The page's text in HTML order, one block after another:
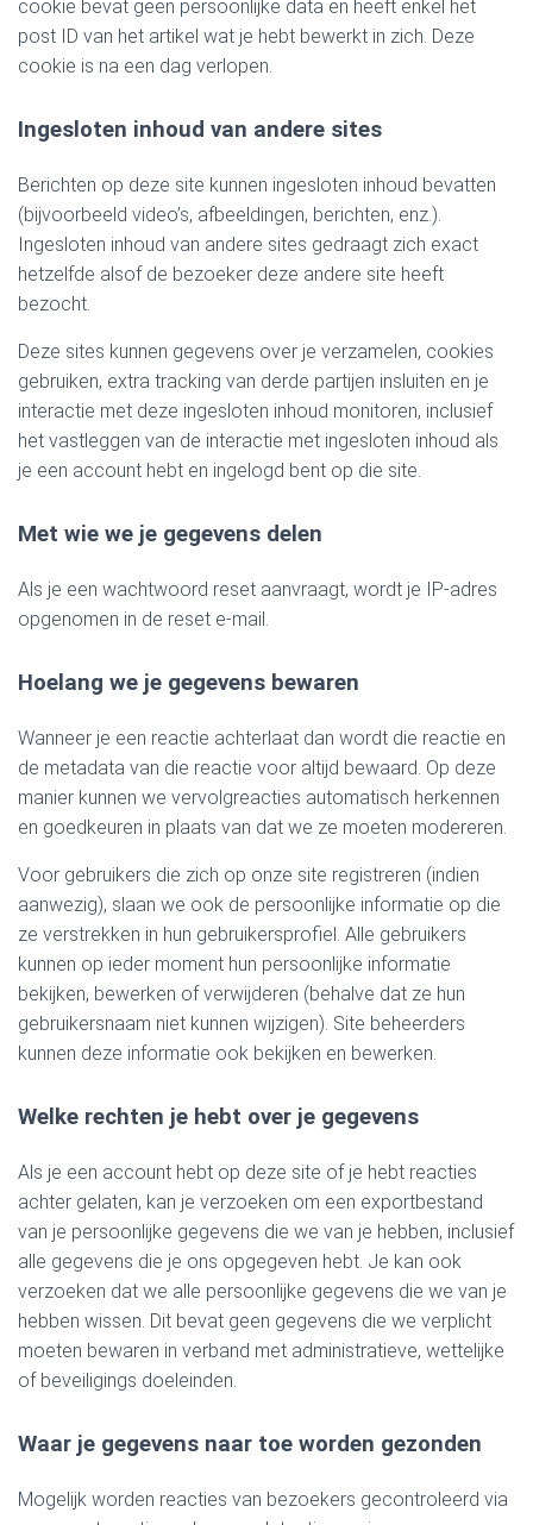
cookie bevat geen persoonlijke data en heeft enkel het
post ID van het artikel wat je hebt bewerkt in zich. Deze
cookie is na een dag verlopen.
Ingesloten inhoud van andere sites
Berichten op deze site kunnen ingesloten inhoud bevatten
(bijvoorbeeld video’s, afbeeldingen, berichten, enz.).
Ingesloten inhoud van andere sites gedraagt zich exact
hetzelfde alsof de bezoeker deze andere site heeft
bezocht.
Deze sites kunnen gegevens over je verzamelen, cookies
gebruiken, extra tracking van derde partijen insluiten en je
interactie met deze ingesloten inhoud monitoren, inclusief
het vastleggen van de interactie met ingesloten inhoud als
je een account hebt en ingelogd bent op die site.
Met wie we je gegevens delen
Als je een wachtwoord reset aanvraagt, wordt je IP-adres
opgenomen in de reset e-mail.
Hoelang we je gegevens bewaren
Wanneer je een reactie achterlaat dan wordt die reactie en
de metadata van die reactie voor altijd bewaard. Op deze
manier kunnen we vervolgreacties automatisch herkennen
en goedkeuren in plaats van dat we ze moeten modereren.
Voor gebruikers die zich op onze site registreren (indien
aanwezig), slaan we ook de persoonlijke informatie op die
ze verstrekken in hun gebruikersprofiel. Alle gebruikers
kunnen op ieder moment hun persoonlijke informatie
bekijken, bewerken of verwijderen (behalve dat ze hun
gebruikersnaam niet kunnen wijzigen). Site beheerders
kunnen deze informatie ook bekijken en bewerken.
Welke rechten je hebt over je gegevens
Als je een account hebt op deze site of je hebt reacties
achter gelaten, kan je verzoeken om een exportbestand
van je persoonlijke gegevens die we van je hebben, inclusief
alle gegevens die je ons opgegeven hebt. Je kan ook
verzoeken dat we alle persoonlijke gegevens die we van je
hebben wissen. Dit bevat geen gegevens die we verplicht
moeten bewaren in verband met administratieve, wettelijke
of beveiligings doeleinden.
Waar je gegevens naar toe worden gezonden
Mogelijk worden reacties van bezoekers gecontroleerd via